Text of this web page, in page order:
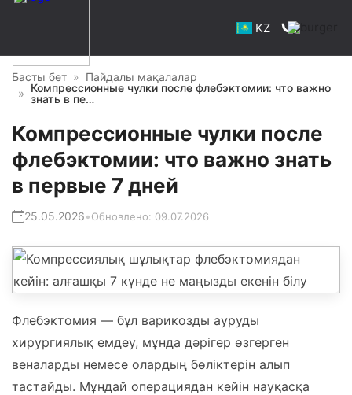
KZ
Басты бет
Пайдалы мақалалар
Компрессионные чулки после флебэктомии: что важно
знать в пе…
Компрессионные чулки после
флебэктомии: что важно знать
в первые 7 дней
25.05.2026•Обновлено: 09.07.2026
Флебэктомия — бұл варикозды ауруды
хирургиялық емдеу, мұнда дәрігер өзгерген
веналарды немесе олардың бөліктерін алып
тастайды. Мұндай операциядан кейін науқасқа